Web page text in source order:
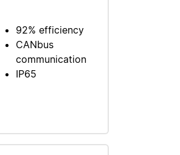
92% efficiency
CANbus
communication
IP65